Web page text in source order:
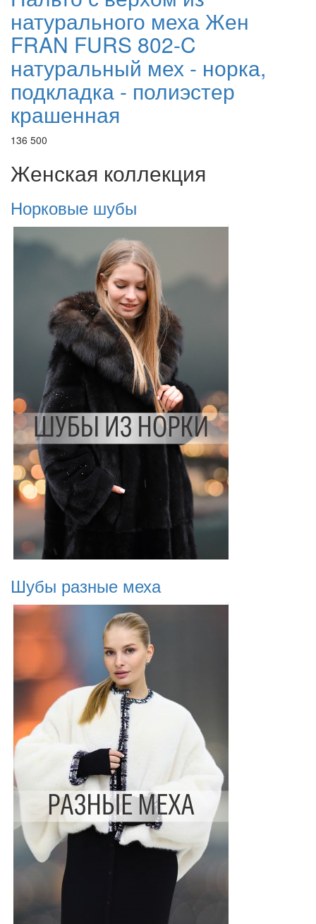
натурального меха Жен
FRAN FURS 802-C
натуральный мех - норка,
подкладка - полиэстер
крашенная
136 500
Женская коллекция
Норковые шубы
Шубы разные меха